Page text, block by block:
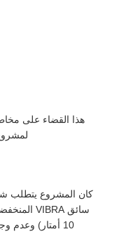
هذا القضاء على
كان المشروع يتطلب
10 أمتار)